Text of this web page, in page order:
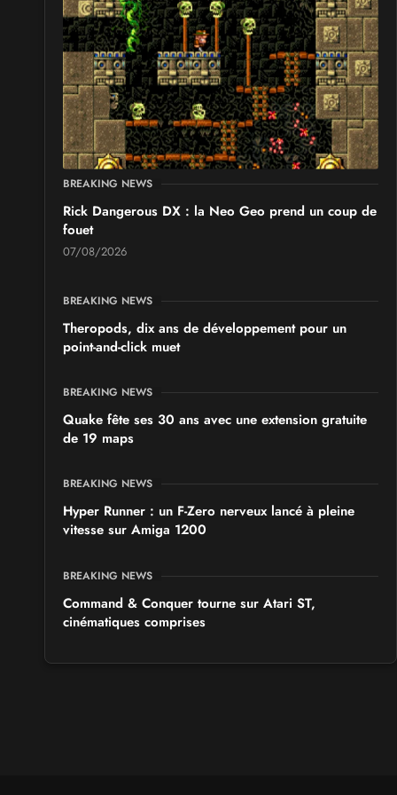
les 19 et 20 septembre 2026 - à Grigny
SALONS & CONVENTIONS GEEKS
Japan Manga Wave Colmar 2026
les 19 et 20 septembre 2026 - à Colmar
BREAKING NEWS
Rick Dangerous DX : la Neo Geo prend un coup de
fouet
07/08/2026
BREAKING NEWS
Theropods, dix ans de développement pour un
point-and-click muet
BREAKING NEWS
Quake fête ses 30 ans avec une extension gratuite
de 19 maps
BREAKING NEWS
Hyper Runner : un F-Zero nerveux lancé à pleine
vitesse sur Amiga 1200
BREAKING NEWS
Command & Conquer tourne sur Atari ST,
cinématiques comprises